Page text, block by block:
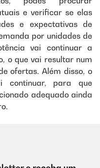
e verificar se elas
e expectativas de
por unidades de
vai continuar a
o que vai resultar num
ofertas. Além disso, o
continuar, para que
adequado ainda